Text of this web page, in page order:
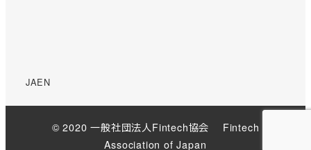
JAEN
© 2020 一般社団法人Fintech協会 Fintech
Association of Japan